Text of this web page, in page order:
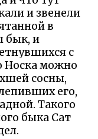
и звенели
в
бык, и
с
Носка можно
сосны,
его,
Такого
быка Сат